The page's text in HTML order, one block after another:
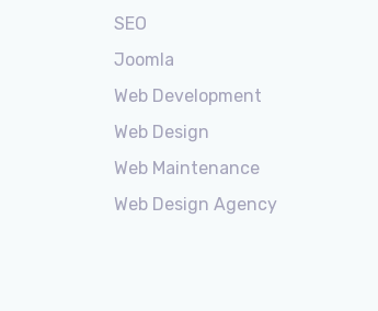
SEO
Joomla
Web Development
Web Design
Web Maintenance
Web Design Agency